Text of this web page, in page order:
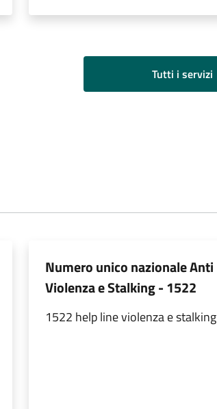
Tutti i servizi
Numero unico nazionale Anti
Violenza e Stalking - 1522
1522 help line violenza e stalking